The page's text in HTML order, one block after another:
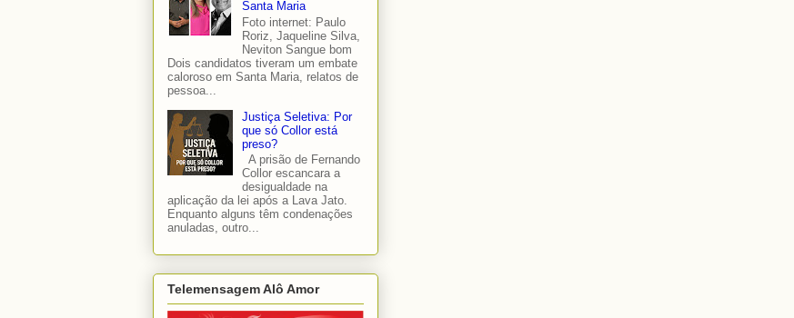
Santa Maria
Foto internet: Paulo
Roriz, Jaqueline Silva,
Neviton Sangue bom
Dois candidatos tiveram um embate
caloroso em Santa Maria, relatos de
pessoa...
Justiça Seletiva: Por
que só Collor está
preso?
A prisão de Fernando
Collor escancara a
desigualdade na
aplicação da lei após a Lava Jato.
Enquanto alguns têm condenações
anuladas, outro...
Telemensagem Alô Amor